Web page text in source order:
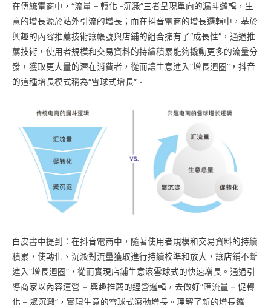
在傳統電商中，“流量 – 轉化 -沉澱”三者呈現單向的漏斗邏輯，生
意的增長源於站外引流的增長；而在抖音電商的增長邏輯中，基於
興趣的內容推薦技術讓帳號與店鋪的組合擁有了“成長性”，通過推
薦技術，使用者規模和交易資料的持續積累能夠撬動更多的流量分
發，獲取更大量的潛在消費者，從而讓生意進入“增長迴圈”，抖音
的這種增長模式稱為“雪球式增長”。
白皮書中提到：在抖音電商中，隨著使用者規模和交易資料的持續
積累，使轉化、沉澱對流量獲取進行持續校準和放大，讓店鋪不斷
進入“增長迴圈”，從而實現店鋪生意滾雪球式的快速增長。通過引
導商家以內容運營 + 興趣推薦的經營邏輯，去做好“匯流量 – 促轉
化 – 聚沉澱”，實現生意的雪球式滾動增長。理解了新的增長邏